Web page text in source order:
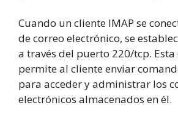
Cuando un cliente IMAP se
de correo electrónico, se
a través del puerto 220/tcp. Esta
permite al cliente enviar
para acceder y administrar los
electrónicos almacenados en él.